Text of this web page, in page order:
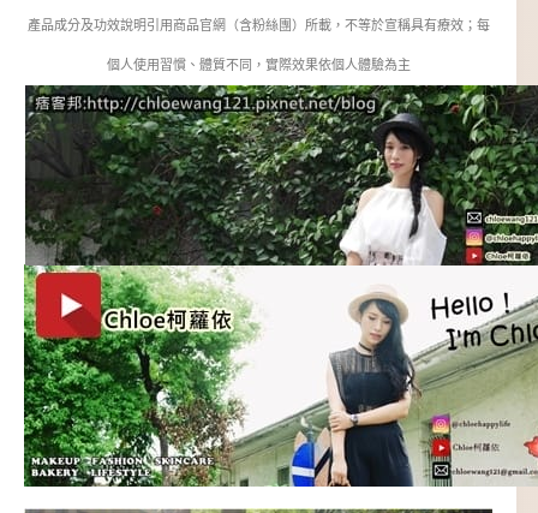
產品成分及功效說明引用商品官網（含粉絲團）所載，不等於宣稱具有療效；每
個人使用習慣、體質不同，實際效果依個人體驗為主